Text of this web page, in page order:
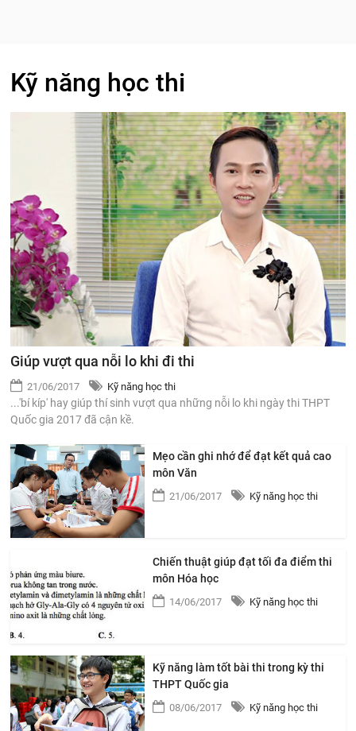
Kỹ năng học thi
Giúp vượt qua nỗi lo khi đi thi
21/06/2017 Kỹ năng học thi
...'bí kíp' hay giúp thí sinh vượt qua những nỗi lo khi ngày thi THPT
Quốc gia 2017 đã cận kề.
Mẹo cần ghi nhớ để đạt kết quả cao
môn Văn
21/06/2017 Kỹ năng học thi
Chiến thuật giúp đạt tối đa điểm thi
môn Hóa học
14/06/2017 Kỹ năng học thi
Kỹ năng làm tốt bài thi trong kỳ thi
THPT Quốc gia
08/06/2017 Kỹ năng học thi